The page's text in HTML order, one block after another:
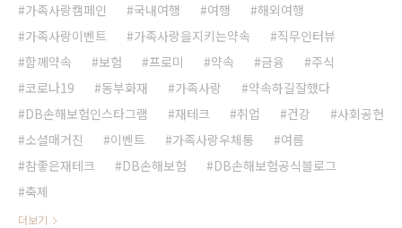
가족사랑캠페인 국내여행 여행
해외여행
가족사랑이벤트
가족사랑을지키는약속
직무인터뷰
함께약속
보험 프로미 약속 금융
주식
코로나19
동부화재 가족사랑
약속하길잘했다
DB손해보험인스타그램
재테크 취업 건강
사회공헌
소셜매거진
이벤트 가족사랑우체통
여름
참좋은재테크
DB손해보험
DB손해보험공식블로그
축제
더보기